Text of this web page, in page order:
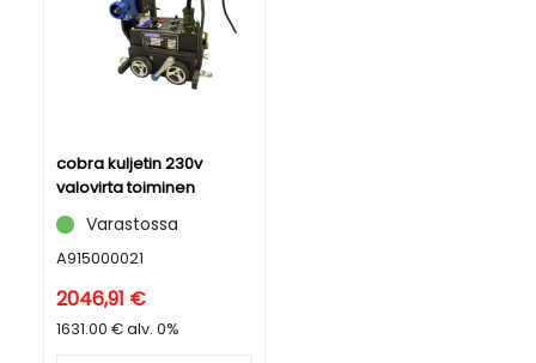
cobra kuljetin 230v
valovirta toiminen
Varastossa
A915000021
2046,91 €
1631.00 € alv. 0%